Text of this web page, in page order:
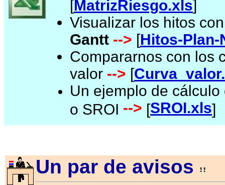
[MatrizRiesgo.xls]
Visualizar los hitos
Gantt --> [Hitos-
Compararnos con los
valor --> [
Un ejemplo de
o SROI --> [SROI.xls]
Un par de avisos